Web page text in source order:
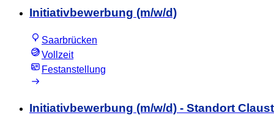
Initiativbewerbung (m/w/d)
Saarbrücken
Vollzeit
Festanstellung
Initiativbewerbung (m/w/d) - Standort